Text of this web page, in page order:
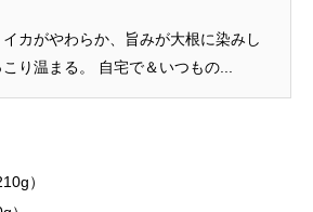
カがやわらか、旨みが大根に染みし
り温まる。 自宅で＆いつもの...
）